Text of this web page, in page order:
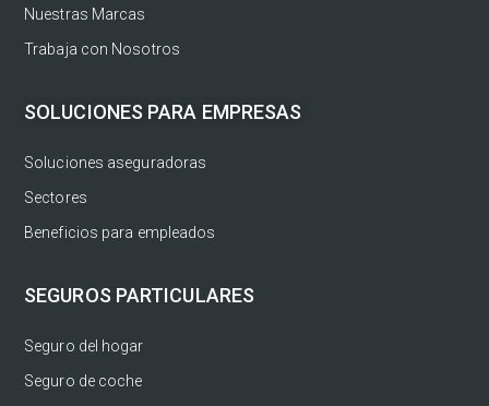
Nuestras Marcas
Trabaja con Nosotros
SOLUCIONES PARA EMPRESAS
Soluciones aseguradoras
Sectores
Beneficios para empleados
SEGUROS PARTICULARES
Seguro del hogar
Seguro de coche